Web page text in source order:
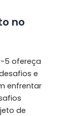
no
5 ofereça
e
enfrentar
de